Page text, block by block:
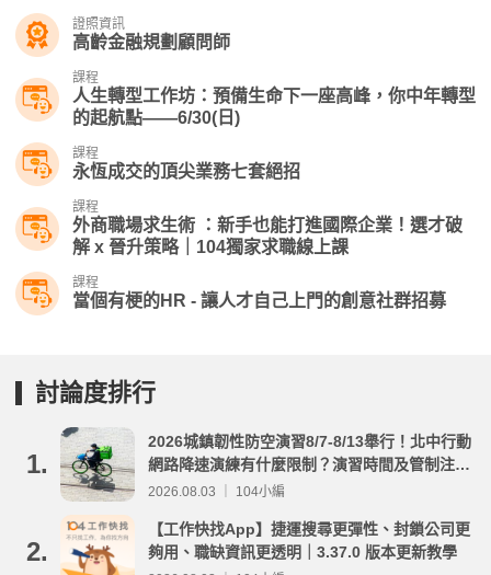
證照資訊
高齡金融規劃顧問師
課程
人生轉型工作坊：預備生命下一座高峰，你中年轉型
的起航點——6/30(日)
課程
永恆成交的頂尖業務七套絕招
課程
外商職場求生術 ：新手也能打進國際企業！選才破
解 x 晉升策略｜104獨家求職線上課
課程
當個有梗的HR - 讓人才自己上門的創意社群招募
討論度排行
1.
2026城鎮韌性防空演習8/7-8/13舉行！北中行動
網路降速演練有什麼限制？演習時間及管制注意
事項整理
2026.08.03 ｜ 104小編
2.
【工作快找App】捷運搜尋更彈性、封鎖公司更
夠用、職缺資訊更透明｜3.37.0 版本更新教學